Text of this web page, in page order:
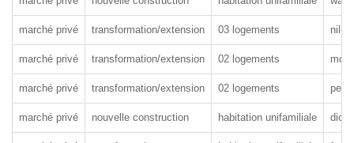
marché privé transformation/extension 03 logements nil-
marché privé transformation/extension 02 logements
marché privé transformation/extension 02 logements
marché privé nouvelle construction habitation unifamiliale